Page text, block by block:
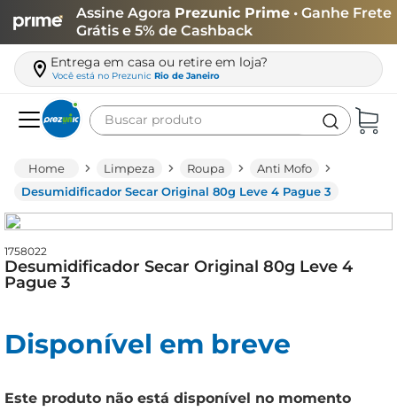
Assine Agora Prezunic Prime • Ganhe Frete
Grátis e 5% de Cashback
Entrega em casa ou retire em loja?
Você está no Prezunic Rio de Janeiro
Buscar produto
Limpeza Roupa
Anti Mofo
Desumidificador Secar Original 80g Leve 4 Pague 3
1758022
Desumidificador Secar Original 80g Leve 4
Pague 3
Disponível em breve
Este produto não está disponível no momento
leite
queijo
azeite
cerveja